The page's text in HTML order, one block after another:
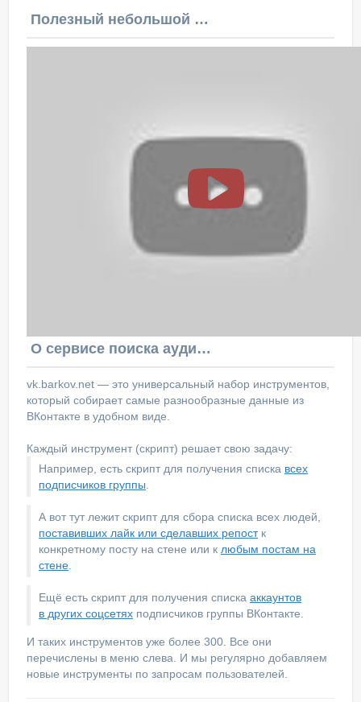
Полезный небольшой видеоурок по этой теме
О сервисе поиска аудитории ВКонтакте
vk.barkov.net — это универсальный набор инструментов,
который собирает самые разнообразные данные из
ВКонтакте в удобном виде.
Каждый инструмент (скрипт) решает свою задачу:
Например, есть скрипт для получения списка всех
подписчиков группы
А вот тут лежит скрипт для сбора списка всех людей,
поставивших лайк или сделавших репостк
конкретному посту на стене или к любым постам на
стене
Ещё есть скрипт для получения списка аккаунтов
в других соцсетях подписчиков группы ВКонтакте.
И таких инструментов уже более 300. Все они
перечислены в меню слева. И мы регулярно добавляем
новые инструменты по запросам пользователей.